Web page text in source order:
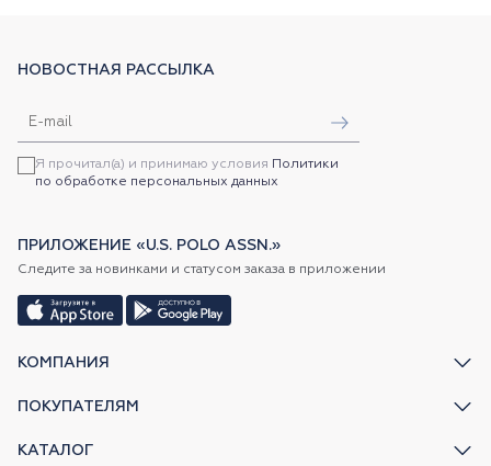
КОМПАНИЯ
ПОКУПАТЕЛЯМ
КАТАЛОГ
НОВОСТНАЯ РАССЫЛКА
Я прочитал(а) и принимаю условия Политики
по обработке персональных данных
ПРИЛОЖЕНИЕ «U.S. POLO ASSN.»
Следите за новинками и статусом заказа в приложении